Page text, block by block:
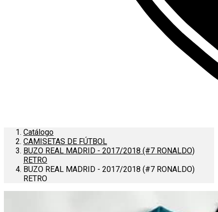
Catálogo
CAMISETAS DE FÚTBOL
BUZO REAL MADRID - 2017/2018 (#7 RONALDO)
RETRO
BUZO REAL MADRID - 2017/2018 (#7 RONALDO)
RETRO